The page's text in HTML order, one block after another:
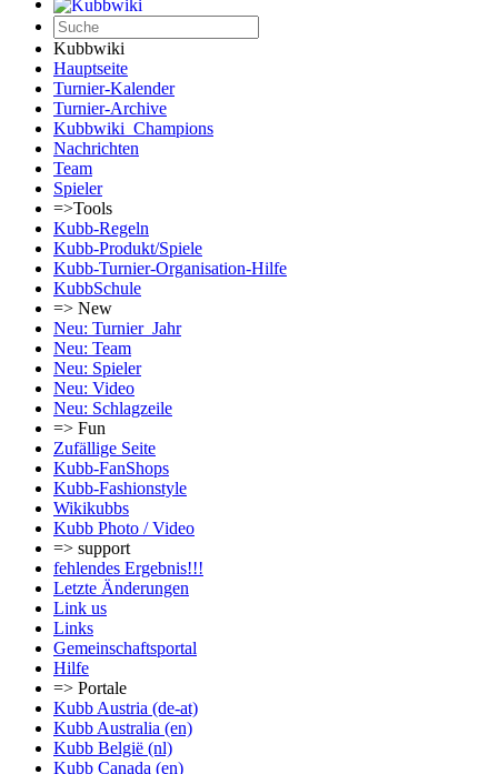
Kubbwiki
Hauptseite
Turnier-Kalender
Turnier-Archive
Kubbwiki_Champions
Nachrichten
Team
Spieler
=>Tools
Kubb-Regeln
Kubb-Produkt/Spiele
Kubb-Turnier-Organisation-Hilfe
KubbSchule
=> New
Neu: Turnier_Jahr
Neu: Team
Neu: Spieler
Neu: Video
Neu: Schlagzeile
=> Fun
Zufällige Seite
Kubb-FanShops
Kubb-Fashionstyle
Wikikubbs
Kubb Photo / Video
=> support
fehlendes Ergebnis!!!
Letzte Änderungen
Link us
Links
Gemeinschafts­portal
Hilfe
=> Portale
Kubb Austria (de-at)
Kubb Australia (en)
Kubb België (nl)
Kubb Canada (en)